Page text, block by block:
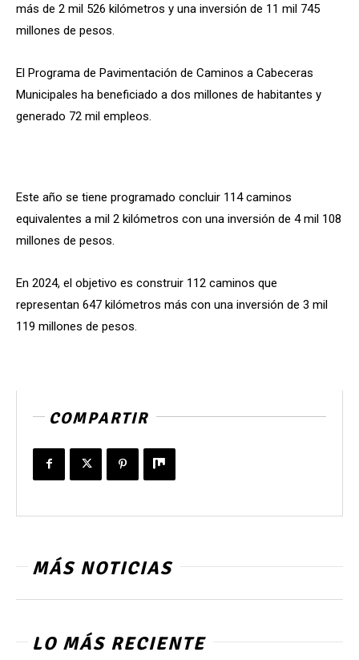
más de 2 mil 526 kilómetros y una inversión de 11 mil 745
millones de pesos.
El Programa de Pavimentación de Caminos a Cabeceras
Municipales ha beneficiado a dos millones de habitantes y
generado 72 mil empleos.
Este año se tiene programado concluir 114 caminos
equivalentes a mil 2 kilómetros con una inversión de 4 mil 108
millones de pesos.
En 2024, el objetivo es construir 112 caminos que
representan 647 kilómetros más con una inversión de 3 mil
119 millones de pesos.
COMPARTIR
MÁS NOTICIAS
LO MÁS RECIENTE